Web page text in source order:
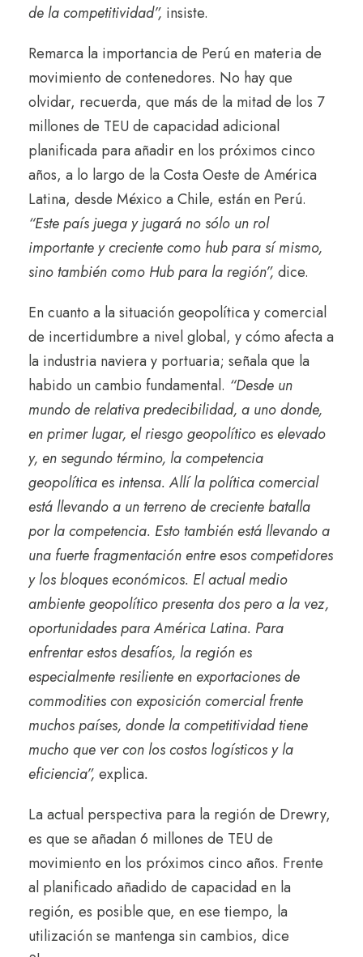
de la competitividad”, insiste.
Remarca la importancia de Perú en materia de
movimiento de contenedores. No hay que
olvidar, recuerda, que más de la mitad de los 7
millones de TEU de capacidad adicional
planificada para añadir en los próximos cinco
años, a lo largo de la Costa Oeste de América
Latina, desde México a Chile, están en Perú.
“Este país juega y jugará no sólo un rol
importante y creciente como hub para sí mismo,
sino también como Hub para la región”, dice.
En cuanto a la situación geopolítica y comercial
de incertidumbre a nivel global, y cómo afecta a
la industria naviera y portuaria; señala que la
habido un cambio fundamental. “Desde un
mundo de relativa predecibilidad, a uno donde,
en primer lugar, el riesgo geopolítico es elevado
y, en segundo término, la competencia
geopolítica es intensa. Allí la política comercial
está llevando a un terreno de creciente batalla
por la competencia. Esto también está llevando a
una fuerte fragmentación entre esos competidores
y los bloques económicos. El actual medio
ambiente geopolítico presenta dos pero a la vez,
oportunidades para América Latina. Para
enfrentar estos desafíos, la región es
especialmente resiliente en exportaciones de
commodities con exposición comercial frente
muchos países, donde la competitividad tiene
mucho que ver con los costos logísticos y la
eficiencia”, explica.
La actual perspectiva para la región de Drewry,
es que se añadan 6 millones de TEU de
movimiento en los próximos cinco años. Frente
al planificado añadido de capacidad en la
región, es posible que, en ese tiempo, la
utilización se mantenga sin cambios, dice